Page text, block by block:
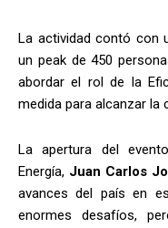
La actividad contó con
un peak de 450
abordar el rol de la
medida para alcanzar la
La apertura del
Energía, Juan Carlos
avances del país en
enormes desafíos,